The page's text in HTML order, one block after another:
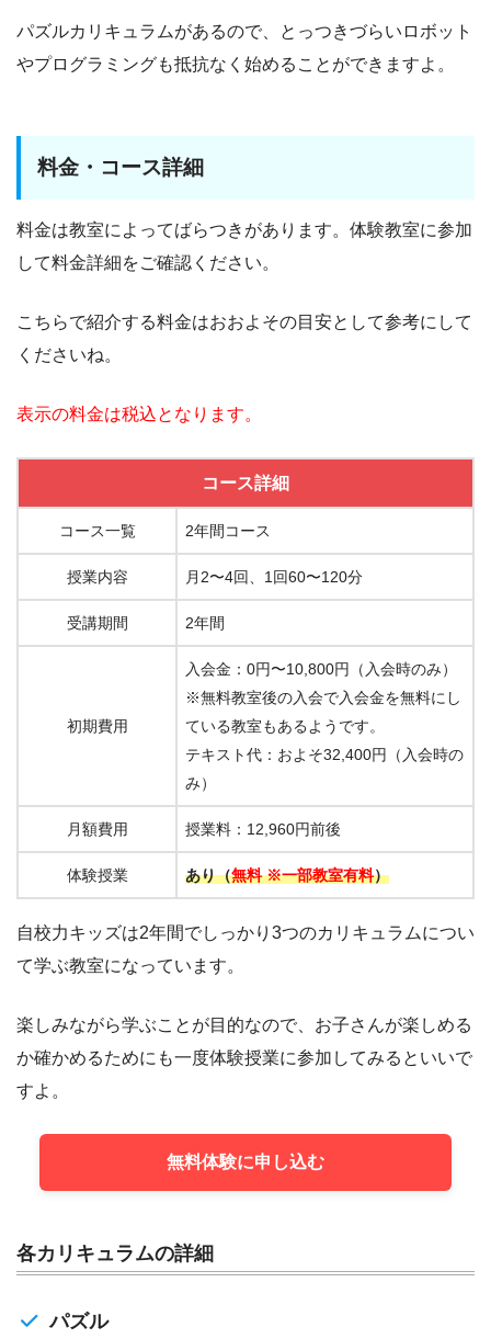
パズルカリキュラムがあるので、とっつきづらいロボット
やプログラミングも抵抗なく始めることができますよ。
料金・コース詳細
料金は教室によってばらつきがあります。体験教室に参加
して料金詳細をご確認ください。
こちらで紹介する料金はおおよその目安として参考にして
くださいね。
表示の料金は税込となります。
コース詳細
コース一覧 2年間コース
授業内容 月2〜4回、1回60〜120分
受講期間 2年間
初期費用
入会金：0円〜10,800円（入会時のみ）
※無料教室後の入会で入会金を無料にし
ている教室もあるようです。
テキスト代：およそ32,400円（入会時の
み）
月額費用 授業料：12,960円前後
体験授業 あり（無料 ※一部教室有料）
自校力キッズは2年間でしっかり3つのカリキュラムについ
て学ぶ教室になっています。
楽しみながら学ぶことが目的なので、お子さんが楽しめる
か確かめるためにも一度体験授業に参加してみるといいで
すよ。
無料体験に申し込む
各カリキュラムの詳細
パズル